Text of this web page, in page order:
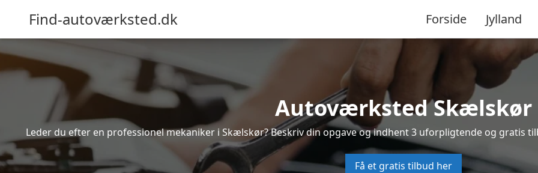
Find-autoværksted.dk Forside Jylland
Autoværksted Skælskør
Leder du efter en professionel mekaniker i Skælskør? Beskriv din opgave og indhent 3 uforpligtende og gratis
Få et gratis tilbud her